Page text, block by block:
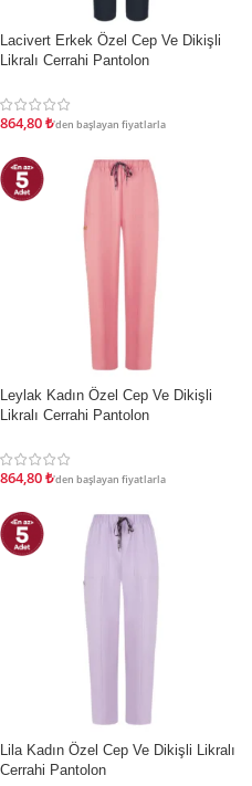
İNDIRIM
Lacivert Erkek Özel Cep Ve Dikişli
Likralı Cerrahi Pantolon
864,80₺'den başlayan fiyatlarla
İNDIRIM
Leylak Kadın Özel Cep Ve Dikişli
Likralı Cerrahi Pantolon
864,80₺'den başlayan fiyatlarla
İNDIRIM
Lila Kadın Özel Cep Ve Dikişli Likralı
Cerrahi Pantolon